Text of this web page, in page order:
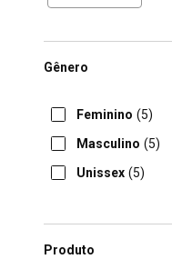
Gênero
Feminino (5)
Masculino (5)
Unissex (5)
Produto